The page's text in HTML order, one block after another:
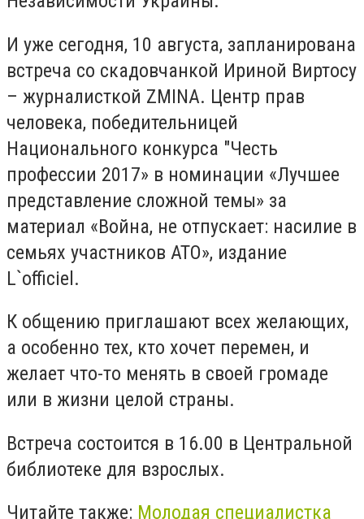
И уже сегодня, 10 августа, запланирована
встреча со скадовчанкой Ириной Виртосу
– журналисткой ZMINA. Центр прав
человека, победительницей
Национального конкурса "Честь
профессии 2017» в номинации «Лучшее
представление сложной темы» за
материал «Война, не отпускает: насилие в
семьях участников АТО», издание
L`officiel.
К общению приглашают всех желающих,
а особенно тех, кто хочет перемен, и
желает что-то менять в своей громаде
или в жизни целой страны.
Встреча состоится в 16.00 в Центральной
библиотеке для взрослых.
Читайте также: Молодая специалистка